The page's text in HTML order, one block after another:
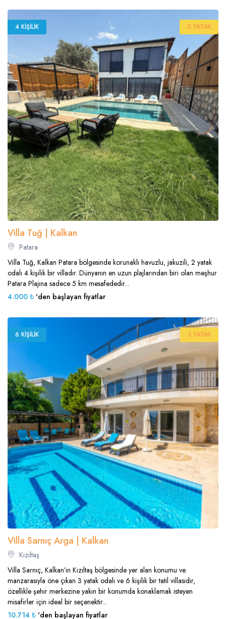
4 KIŞILIK 2 YATAK
Villa Tuğ | Kalkan
Patara
Villa Tuğ, Kalkan Patara bölgesinde korunaklı havuzlu, jakuzili, 2 yatak
odalı 4 kişilik bir villadır. Dünyanın en uzun plajlarından biri olan meşhur
Patara Plajına sadece 5 km mesafededir...
4.000 ₺ 'den başlayan fiyatlar
6 KIŞILIK 3 YATAK
Villa Sarnıç Arga | Kalkan
Kızıltaş
Villa Sarnıç, Kalkan’ın Kızıltaş bölgesinde yer alan konumu ve
manzarasıyla öne çıkan 3 yatak odalı ve 6 kişilik bir tatil villasıdır,
özellikle şehir merkezine yakın bir konumda konaklamak isteyen
misafirler için ideal bir seçenektir...
10.714 ₺ 'den başlayan fiyatlar